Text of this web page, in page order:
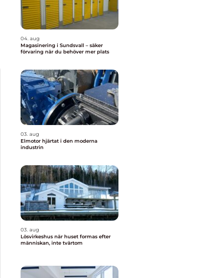
04. aug
Magasinering i Sundsvall – säker
förvaring när du behöver mer plats
03. aug
Elmotor hjärtat i den moderna
industrin
03. aug
Lösvirkeshus när huset formas efter
människan, inte tvärtom